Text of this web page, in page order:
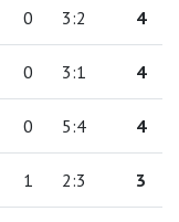
0 3:2 4
0 3:1 4
0 5:4 4
1 2:3 3